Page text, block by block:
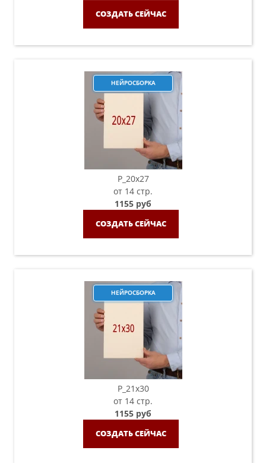
СОЗДАТЬ СЕЙЧАС
НЕЙРОСБОРКА
P_20х27
от 14 стр.
1155 руб
СОЗДАТЬ СЕЙЧАС
НЕЙРОСБОРКА
P_21х30
от 14 стр.
1155 руб
СОЗДАТЬ СЕЙЧАС